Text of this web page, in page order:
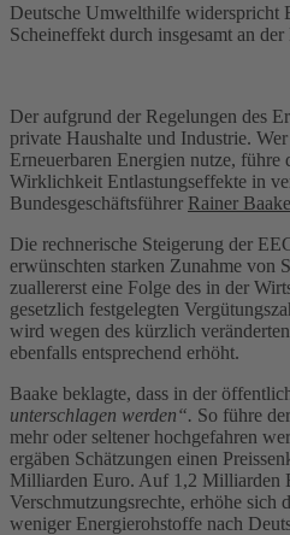
Deutsche Umwelthilfe widerspricht
Scheineffekt durch insgesamt an
Der aufgrund der Regelungen des
private Haushalte und Industrie.
Erneuerbaren Energien nutze,
Wirklichkeit Entlastungseffekte in
Bundesgeschäftsführer Rainer Baake
Die rechnerische Steigerung der
erwünschten starken Zunahme von
zuallererst eine Folge des in der
gesetzlich festgelegten
wird wegen des kürzlich
ebenfalls entsprechend erhöht.
Baake beklagte, dass in der
unterschlagen werden“. So führe
mehr oder seltener hochgefahren
ergäben Schätzungen einen
Milliarden Euro. Auf 1,2 Milliarden
Verschmutzungsrechte, erhöhe sich
weniger Energierohstoffe nach